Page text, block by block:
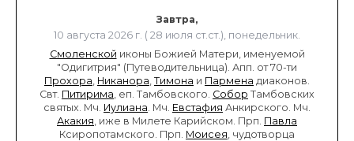
Завтра,
10 августа 2026 г. ( 28 июля ст.ст.), понедельник.
Смоленской иконы Божией Матери, именуемой
"Одигитрия" (Путеводительница). Апп. от 70-ти
Прохора, Никанора, Тимона и Пармена диаконов.
Свт. Питирима, еп. Тамбовского. Собор Тамбовских
святых. Мч. Иулиана. Мч. Евстафия Анкирского. Мч.
Акакия, иже в Милете Карийском. Прп. Павла
Ксиропотамского. Прп. Моисея, чудотворца